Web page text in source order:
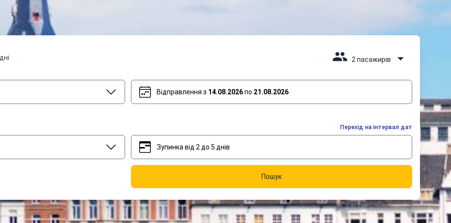
2 пасажирів
Відправлення з 14.08.2026по 21.08.2026
Перехід на інтервал дат
Зупинка від 2 до 5 днів
Пошук